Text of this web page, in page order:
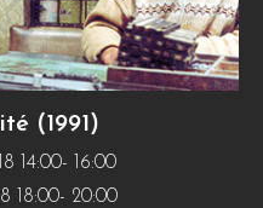
(1991)
14:00- 16:00
18:00- 20:00